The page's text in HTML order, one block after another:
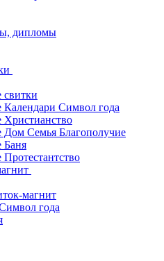
дипломы
Символ года
Семья Благополучие
Баня
магнит
года